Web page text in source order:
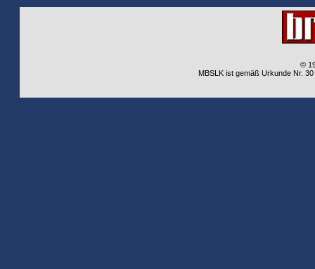
©
MBSLK ist gemäß Urkunde Nr.